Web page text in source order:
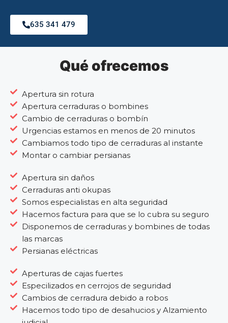
635 341 479
Qué ofrecemos
Apertura sin rotura
Apertura cerraduras o bombines
Cambio de cerraduras o bombín
Urgencias estamos en menos de 20 minutos
Cambiamos todo tipo de cerraduras al instante
Montar o cambiar persianas
Apertura sin daños
Cerraduras anti okupas
Somos especialistas en alta seguridad
Hacemos factura para que se lo cubra su seguro
Disponemos de cerraduras y bombines de todas
las marcas
Persianas eléctricas
Aperturas de cajas fuertes
Especilizados en cerrojos de seguridad
Cambios de cerradura debido a robos
Hacemos todo tipo de desahucios y Alzamiento